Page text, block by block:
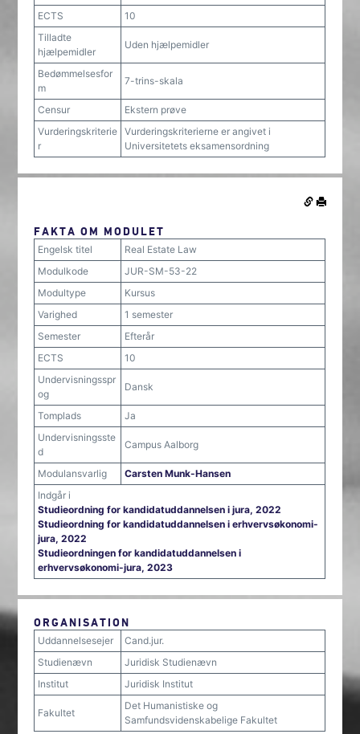
ECTS
10
Tilladte
hjælpemidler
Uden hjælpemidler
Bedømmelsesfor
m
7-trins-skala
Censur
Ekstern prøve
Vurderingskriterie
r
Vurderingskriterierne er angivet i
Universitetets eksamensordning
FAKTA OM MODULET
Engelsk titel
Real Estate Law
Modulkode
JUR-SM-53-22
Modultype
Kursus
Varighed
1 semester
Semester
Efterår
ECTS
10
Undervisningsspr
og
Dansk
Tomplads
Ja
Undervisningsste
d
Campus Aalborg
Modulansvarlig
Carsten Munk-Hansen
Indgår i
Studieordning for kandidatuddannelsen i jura, 2022
Studieordning for kandidatuddannelsen i erhvervsøkonomi-
jura, 2022
Studieordningen for kandidatuddannelsen i
erhvervsøkonomi-jura, 2023
ORGANISATION
Uddannelsesejer
Cand.jur.
Studienævn
Juridisk Studienævn
Institut
Juridisk Institut
Fakultet
Det Humanistiske og
Samfundsvidenskabelige Fakultet